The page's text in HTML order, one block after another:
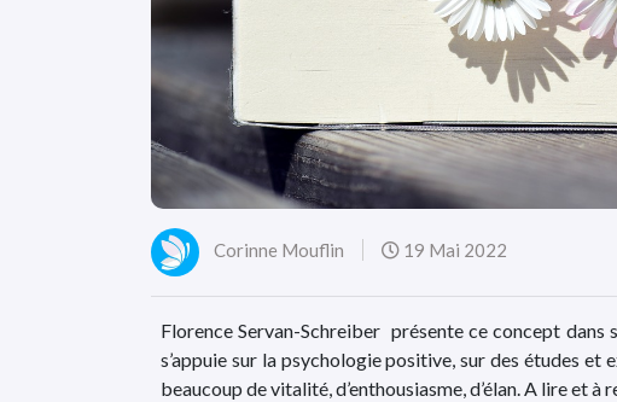
Corinne Mouflin 19 Mai 2022
Florence Servan-Schreiber présente ce concept
s’appuie sur la psychologie positive, sur des études
beaucoup de vitalité, d’enthousiasme, d’élan. A lire et à